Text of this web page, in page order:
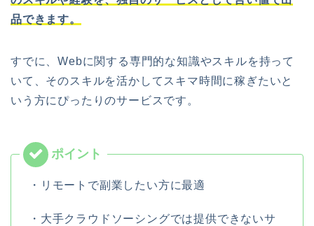
品できます。
すでに、Webに関する専門的な知識やスキルを持って
いて、そのスキルを活かしてスキマ時間に稼ぎたいと
いう方にぴったりのサービスです。
・リモートで副業したい方に最適
・大手クラウドソーシングでは提供できないサ